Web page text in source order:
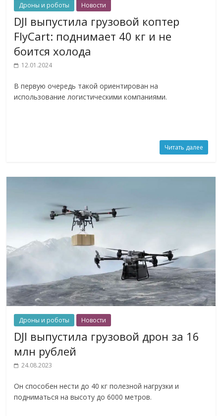
Дроны и роботы Новости
DJI выпустила грузовой коптер
FlyCart: поднимает 40 кг и не
боится холода
12.01.2024
В первую очередь такой ориентирован на
использование логистическими компаниями.
Читать далее
Дроны и роботы Новости
DJI выпустила грузовой дрон за 16
млн рублей
24.08.2023
Он способен нести до 40 кг полезной нагрузки и
подниматься на высоту до 6000 метров.